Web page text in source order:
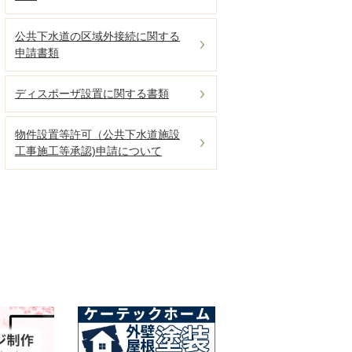
公共下水道の区域外接続に関する
申請書類
ディスポーザ設置に関する書類
物件設置等許可（公共下水道施設
工事施工等承認)申請について